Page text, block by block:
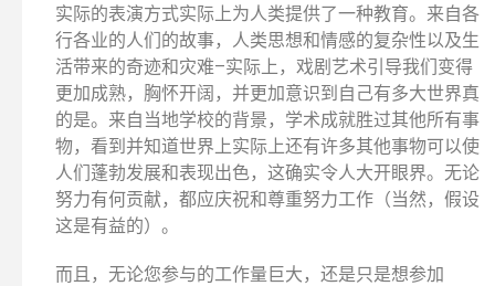
实际的表演方式实际上为人类提供了一种教育。来自各
行各业的人们的故事，人类思想和情感的复杂性以及生
活带来的奇迹和灾难–实际上，戏剧艺术引导我们变得
更加成熟，胸怀开阔，并更加意识到自己有多大世界真
的是。来自当地学校的背景，学术成就胜过其他所有事
物，看到并知道世界上实际上还有许多其他事物可以使
人们蓬勃发展和表现出色，这确实令人大开眼界。无论
努力有何贡献，都应庆祝和尊重努力工作（当然，假设
这是有益的）。
而且，无论您参与的工作量巨大，还是只是想参加